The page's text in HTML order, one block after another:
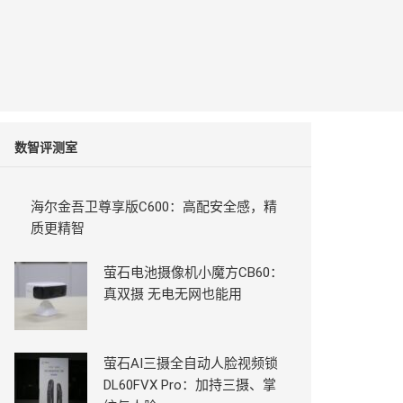
数智评测室
海尔金吾卫尊享版C600：高配安全感，精
质更精智
萤石电池摄像机小魔方CB60：
真双摄 无电无网也能用
萤石AI三摄全自动人脸视频锁
DL60FVX Pro：加持三摄、掌